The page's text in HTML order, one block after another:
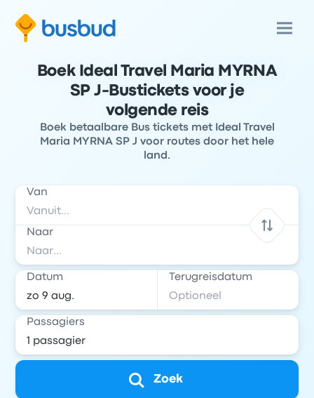
Boek Ideal Travel Maria MYRNA
SP J-Bustickets voor je
volgende reis
Boek betaalbare Bus tickets met Ideal Travel
Maria MYRNA SP J voor routes door het hele
land.
Van
Naar
Datum Terugreisdatum
Passagiers
Zoek